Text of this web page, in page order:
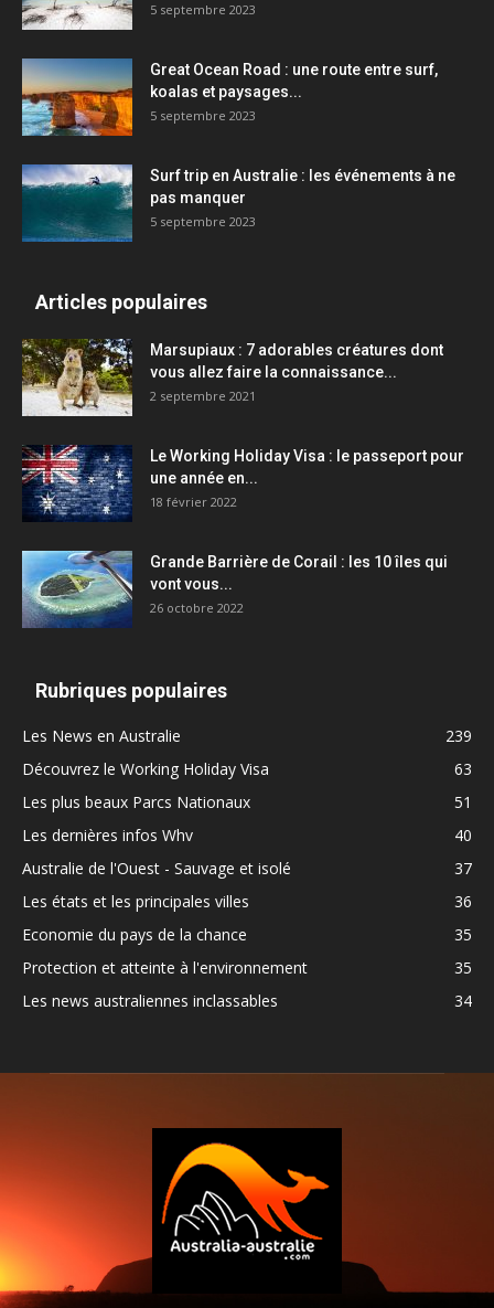
5 septembre 2023
Great Ocean Road : une route entre surf,
koalas et paysages...
5 septembre 2023
Surf trip en Australie : les événements à ne
pas manquer
5 septembre 2023
Articles populaires
Marsupiaux : 7 adorables créatures dont
vous allez faire la connaissance...
2 septembre 2021
Le Working Holiday Visa : le passeport pour
une année en...
18 février 2022
Grande Barrière de Corail : les 10 îles qui
vont vous...
26 octobre 2022
Rubriques populaires
Les News en Australie
239
Découvrez le Working Holiday Visa
63
Les plus beaux Parcs Nationaux
51
Les dernières infos Whv
40
Australie de l'Ouest - Sauvage et isolé
37
Les états et les principales villes
36
Economie du pays de la chance
35
Protection et atteinte à l'environnement
35
Les news australiennes inclassables
34